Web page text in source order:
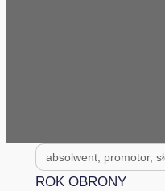
Search
for:
ROK OBRONY